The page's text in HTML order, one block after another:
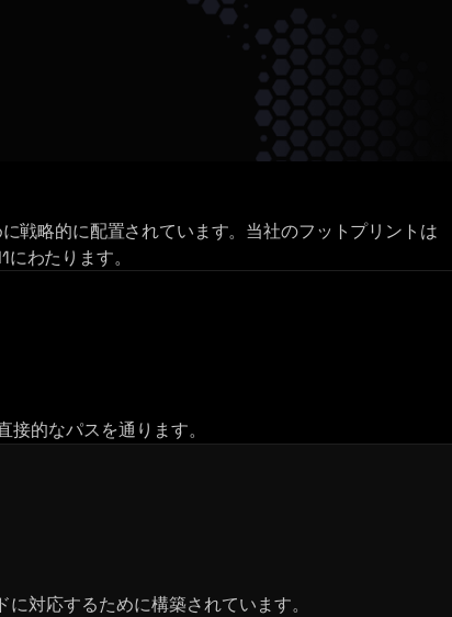
戦略的に配置されています。当社のフットプリントは
わたります。
的なパスを通ります。
対応するために構築されています。